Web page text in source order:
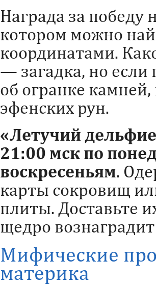
Награда за победу
котором можно
координатами.
— загадка, но если
об огранке
эфенских рун.
«Летучий
21:00 мск по
воскресеньям.
карты сокровищ
плиты. Доставьте
щедро
Мифические
материка